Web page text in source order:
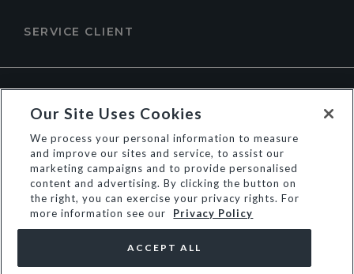
SERVICE CLIENT
Our Site Uses Cookies
We process your personal information to measure
and improve our sites and service, to assist our
marketing campaigns and to provide personalised
content and advertising. By clicking the button on
the right, you can exercise your privacy rights. For
more information see our
Privacy Policy
ACCEPT ALL